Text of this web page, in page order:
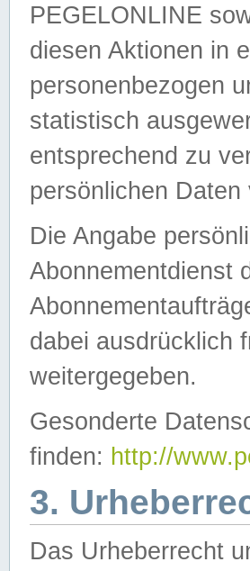
PEGELONLINE
diesen Aktionen in
personenbezogen
statistisch
entsprechend zu
persönlichen Daten
Die Angabe
Abonnementdienst
dabei ausdrücklich
weitergegeben.
Gesonderte
finden: http://
3.
Das Urheberrecht